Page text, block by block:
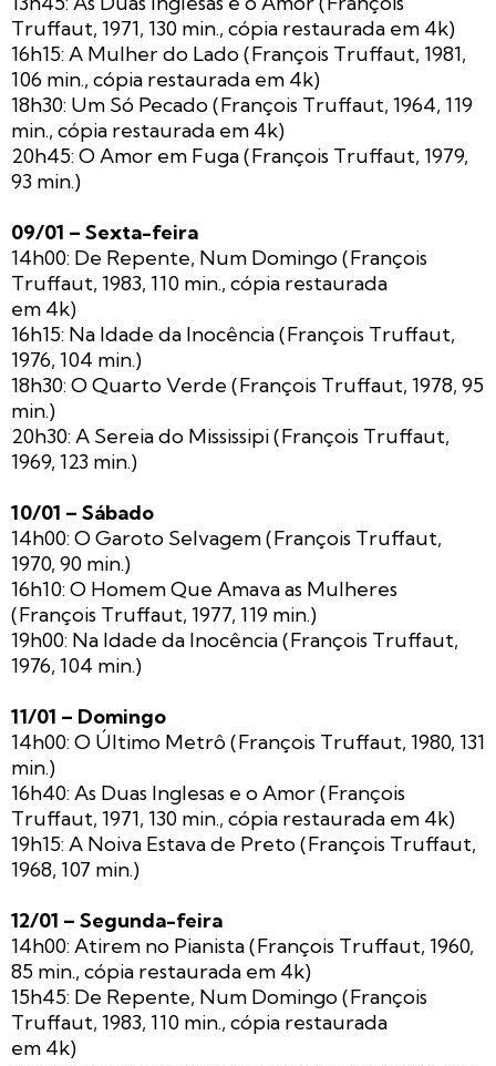
Truffaut, 1971, 130 min., cópia restaurada em 4k)
16h15: A Mulher do Lado (François Truffaut, 1981,
106 min., cópia restaurada em 4k)
18h30: Um Só Pecado (François Truffaut, 1964, 119
min., cópia restaurada em 4k)
20h45: O Amor em Fuga (François Truffaut, 1979,
93 min.)
09/01 – Sexta-feira
14h00: De Repente, Num Domingo (François
Truffaut, 1983, 110 min., cópia restaurada
em 4k)
16h15: Na Idade da Inocência (François Truffaut,
1976, 104 min.)
18h30: O Quarto Verde (François Truffaut, 1978, 95
min.)
20h30: A Sereia do Mississipi (François Truffaut,
1969, 123 min.)
10/01 – Sábado
14h00: O Garoto Selvagem (François Truffaut,
1970, 90 min.)
16h10: O Homem Que Amava as Mulheres
(François Truffaut, 1977, 119 min.)
19h00: Na Idade da Inocência (François Truffaut,
1976, 104 min.)
11/01 – Domingo
14h00: O Último Metrô (François Truffaut, 1980, 131
min.)
16h40: As Duas Inglesas e o Amor (François
Truffaut, 1971, 130 min., cópia restaurada em 4k)
19h15: A Noiva Estava de Preto (François Truffaut,
1968, 107 min.)
12/01 – Segunda-feira
14h00: Atirem no Pianista (François Truffaut, 1960,
85 min., cópia restaurada em 4k)
15h45: De Repente, Num Domingo (François
Truffaut, 1983, 110 min., cópia restaurada
em 4k)